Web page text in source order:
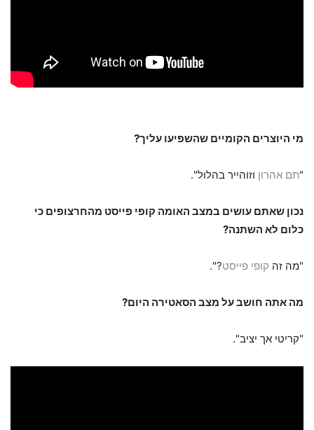
מי היוצרים הקומיים שהשפיעו עליך?
"תם אהרון וזוהייר בהלול".
נכון שאתם עושים במצב האומה קופי פייסט מהחרצופים כי
כלום לא השתנה?
"מה זה קופי פייסט?".
מה אתה חושב על מצב הסאטירה היום?
"קריטי אך יציב".